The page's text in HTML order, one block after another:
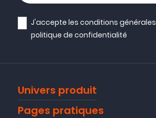
J'accepte lesconditions générales
politique de confidentialité
Univers produit
Pages pratiques